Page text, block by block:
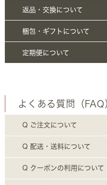
返品・交換について
梱包・ギフトについて
定期便について
よくある質問（FAQ
Q ご注文について
Q 配送・送料について
Q クーポンの利用について